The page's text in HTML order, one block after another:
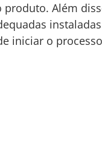
produto. Além
iniciar o